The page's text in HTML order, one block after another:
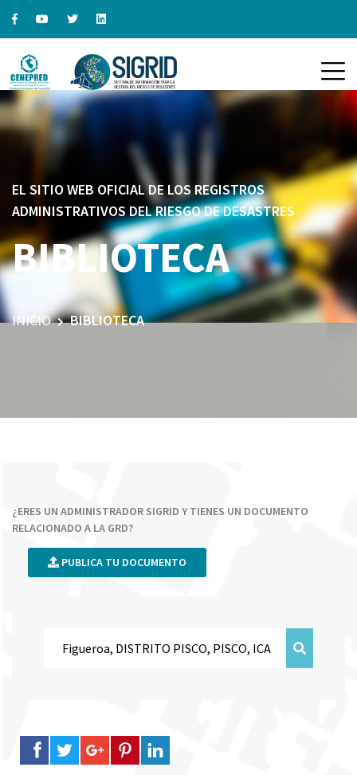
EL SITIO WEB OFICIAL DE LOS REGISTROS
ADMINISTRATIVOS DEL RIESGO DE DESASTRES
BIBLIOTECA
INICIO BIBLIOTECA
¿ERES UN ADMINISTRADOR SIGRID Y TIENES UN DOCUMENTO
RELACIONADO A LA GRD?
PUBLICA TU DOCUMENTO